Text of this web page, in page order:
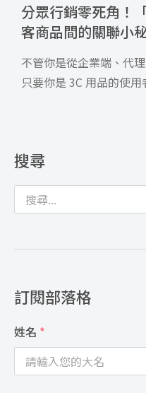
分眾行銷零死角！
客商品間的關聯小
不管你是從企業端、代
只要你是 3C 用品的使
搜尋
訂閱部落格
姓名 *